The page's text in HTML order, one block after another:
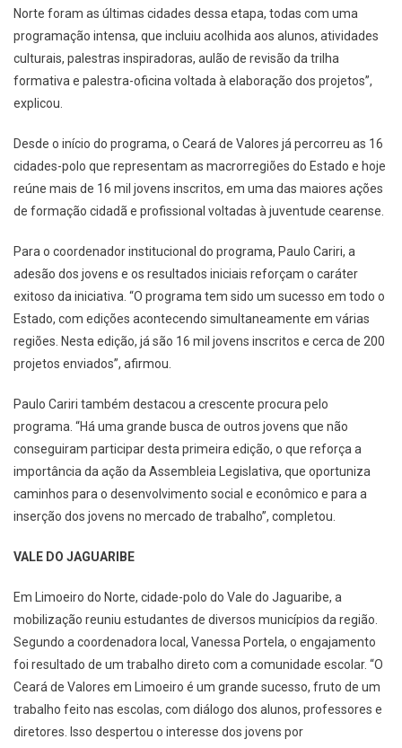
Norte foram as últimas cidades dessa etapa, todas com uma
programação intensa, que incluiu acolhida aos alunos, atividades
culturais, palestras inspiradoras, aulão de revisão da trilha
formativa e palestra-oficina voltada à elaboração dos projetos”,
explicou.
Desde o início do programa, o Ceará de Valores já percorreu as 16
cidades-polo que representam as macrorregiões do Estado e hoje
reúne mais de 16 mil jovens inscritos, em uma das maiores ações
de formação cidadã e profissional voltadas à juventude cearense.
Para o coordenador institucional do programa, Paulo Cariri, a
adesão dos jovens e os resultados iniciais reforçam o caráter
exitoso da iniciativa. “O programa tem sido um sucesso em todo o
Estado, com edições acontecendo simultaneamente em várias
regiões. Nesta edição, já são 16 mil jovens inscritos e cerca de 200
projetos enviados”, afirmou.
Paulo Cariri também destacou a crescente procura pelo
programa. “Há uma grande busca de outros jovens que não
conseguiram participar desta primeira edição, o que reforça a
importância da ação da Assembleia Legislativa, que oportuniza
caminhos para o desenvolvimento social e econômico e para a
inserção dos jovens no mercado de trabalho”, completou.
VALE DO JAGUARIBE
Em Limoeiro do Norte, cidade-polo do Vale do Jaguaribe, a
mobilização reuniu estudantes de diversos municípios da região.
Segundo a coordenadora local, Vanessa Portela, o engajamento
foi resultado de um trabalho direto com a comunidade escolar. “O
Ceará de Valores em Limoeiro é um grande sucesso, fruto de um
trabalho feito nas escolas, com diálogo dos alunos, professores e
diretores. Isso despertou o interesse dos jovens por